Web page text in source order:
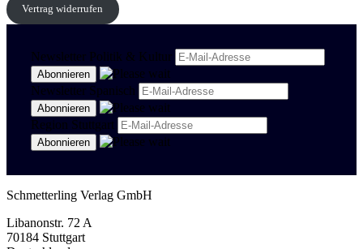
Vertrag widerrufen
Newsletter Politik & Kultur
Newsletter Spanisch
Region Stuttgart
Schmetterling Verlag GmbH
Libanonstr. 72 A
70184 Stuttgart